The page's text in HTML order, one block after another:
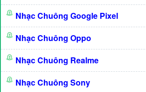
Nhạc Chuông Google Pixel
Nhạc Chuông Oppo
Nhạc Chuông Realme
Nhạc Chuông Sony